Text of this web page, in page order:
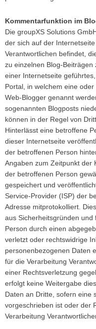
Kommentarfunktion im
Die groupXS Solutions
der sich auf der
Verantwortlichen befindet,
zu einzelnen Blog-
einer Internetseite
Portal, in welchem eine
Web-Blogger genannt
sogenannten Blogposts
können in der Regel von
Hinterlässt eine betroffene
dieser Internetseite
der betroffenen Person
Angaben zum Zeitpunkt der
der betroffenen Person
gespeichert und
Service-Provider (ISP) der
Adresse mitprotokolliert.
aus Sicherheitsgründen
Person durch einen
verletzt oder rechtswidrige
personenbezogenen Daten
für die Verarbeitung
einer Rechtsverletzung
erfolgt keine Weitergabe
Daten an Dritte, sofern eine
vorgeschrieben ist oder der
Verarbeitung